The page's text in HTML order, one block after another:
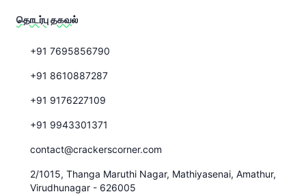
தொடர்பு தகவல்
+91 7695856790
+91 8610887287
+91 9176227109
+91 9943301371
contact@crackerscorner.com
2/1015, Thanga Maruthi Nagar, Mathiyasenai, Amathur,
Virudhunagar - 626005